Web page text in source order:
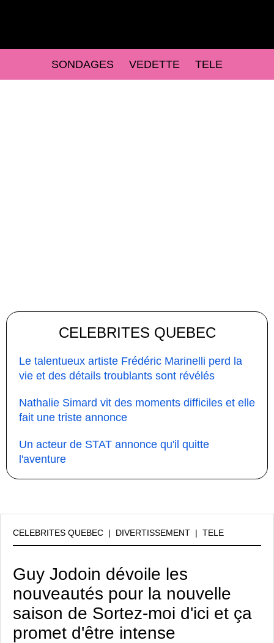
SONDAGES VEDETTE TELE
CELEBRITES QUEBEC
Le talentueux artiste Frédéric Marinelli perd la
vie et des détails troublants sont révélés
Nathalie Simard vit des moments difficiles et elle
fait une triste annonce
Un acteur de STAT annonce qu'il quitte
l'aventure
CELEBRITES QUEBEC | DIVERTISSEMENT | TELE
Guy Jodoin dévoile les
nouveautés pour la nouvelle
saison de Sortez-moi d'ici et ça
promet d'être intense